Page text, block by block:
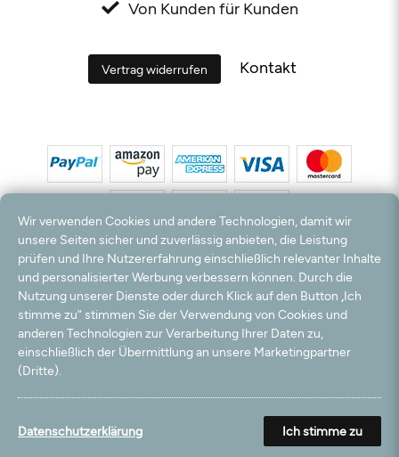
Von Kunden für Kunden
Vertrag widerrufen Kontakt
*Alle Preise inkl. MwSt. und zzgl. Versandkosten. **Kostenloser Versand und Rückversand
nur innerhalb Deutschlands und Österreichs.
Hinweis:Wir nutzen Ihre E-Mail Adresse für werbliche Zwecke, die jederzeit widerrufen
werden können. Ihre Daten werden nicht an Dritte weitergegeben.
© 2003 - 2026 Teppichversand24 GmbH / Alle Rechte vorbehalten. powered by
createyourtemplate
Wir verwenden Cookies und andere Technologien, damit wir
unsere Seiten sicher und zuverlässig anbieten, die Leistung
prüfen und Ihre Nutzererfahrung einschließlich relevanter Inhalte
und personalisierter Werbung verbessern können. Durch die
Nutzung unserer Dienste oder durch Klick auf den Button „Ich
stimme zu“ stimmen Sie der Verwendung von Cookies und
anderen Technologien zur Verarbeitung Ihrer Daten zu,
einschließlich der Übermittlung an unsere Marketingpartner
(Dritte).
Datenschutzerklärung Ich stimme zu